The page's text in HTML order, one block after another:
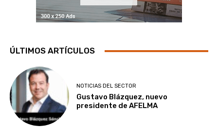
ÚLTIMOS ARTÍCULOS
NOTICIAS DEL SECTOR
Gustavo Blázquez, nuevo
presidente de AFELMA